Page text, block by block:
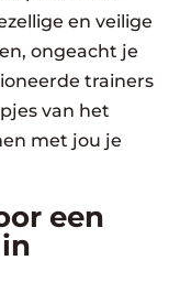
en veilige
ongeacht je
trainers
van het
met jou je
een